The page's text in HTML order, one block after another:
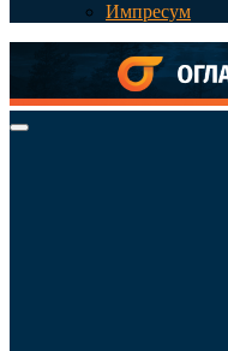
Импресум
Primary